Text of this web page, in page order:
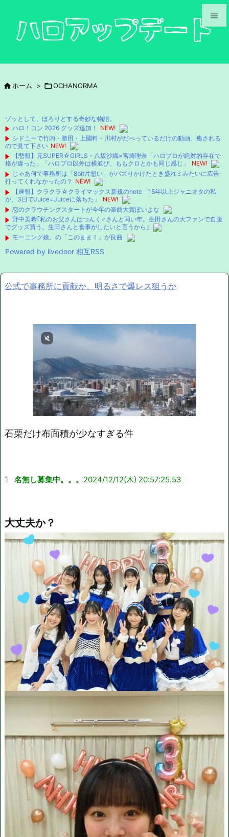




検索
 ホーム > OCHANORMA
ゾッとして、ほろりとする奇妙な物語。
ハロ！コン 2026 グッズ追加！
NEW!
シドニーで竹内・勝田・上國料・川村がだべっているだけの動画、癒される
ので見て下さい NEW!
【悲報】元SUPER☆GiRLS・八坂沙織×宮崎理奈「ハロプロが絶対的存在で
格が違った」「ハロプロ以外は横並び、ももクロとかも同じ感じ」
NEW!
じゃあ何で事務所は「8bit片想い」がバズりかけたとき盛れミみたいに広告
打ってくれなかったの？ NEW!
【速報】クラクラ☆クライマックス新規のnote「15年以上ジャニオタの私
が、3日でJuice=Juiceに落ちた」
NEW!
恋のクラウチングスタートが今年の楽曲大賞ぽいよな
野中美希｢私のお父さんはつんく♂さんと同い年。生田さんの大ファンで自腹
でグッズ買う。生田さんと食事がしたいと言うから｣
モーニング娘。の「このまま！」が良曲
Powered by livedoor 相互RSS
公式で事務所に貢献か、明るさで爆レス狙うか
石栗だけ布面積が少なすぎる件
1 名無し募集中。。。 2024/12/12(木) 20:57:25.53
大丈夫か？